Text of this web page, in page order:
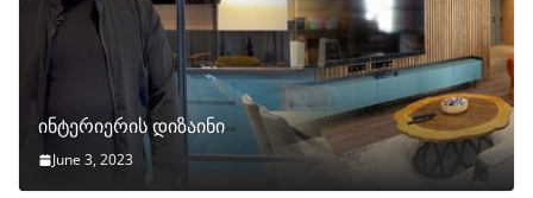
ინტერიერის დიზაინი
June 3, 2023